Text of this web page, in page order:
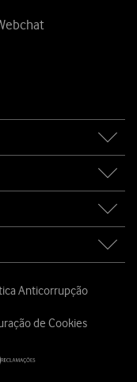
Anticorrupção
de Cookies